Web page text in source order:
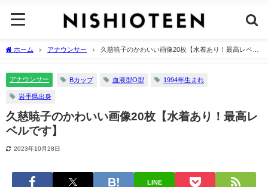
ホーム アナウンサー
久慈暁子のかわいい画像20枚【水着あり！最高レベル
アナウンサー Bカップ 血液型O型 1994年生まれ
岩手県出身
久慈暁子のかわいい画像20枚【水着あり！最高レ
ベルです】
2023年10月28日
LINE